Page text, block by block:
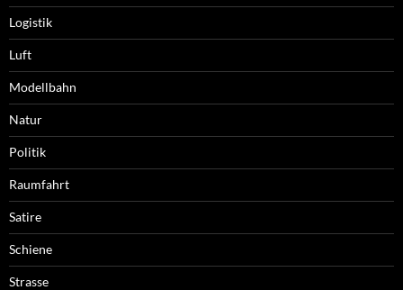
Logistik
Luft
Modellbahn
Natur
Politik
Raumfahrt
Satire
Schiene
Strasse